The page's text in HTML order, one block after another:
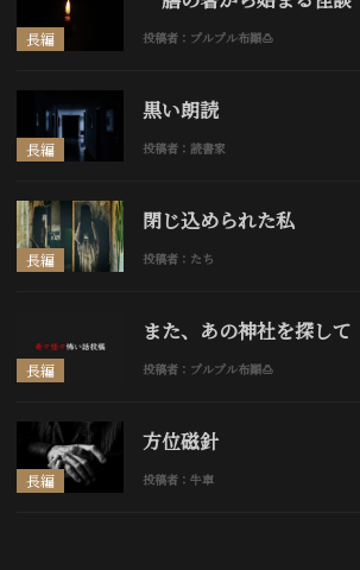
長編 投稿者：プルプル布顚🍮
長編
黒い朗読
投稿者：読書家
長編
閉じ込められた私
投稿者：たち
長編
また、あの神社を探して
投稿者：プルプル布顚🍮
長編
方位磁針
投稿者：牛車